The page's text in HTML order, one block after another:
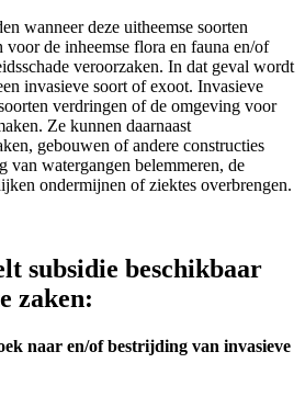
wanneer deze uitheemse soorten
voor de inheemse flora en fauna en/of
veroorzaken. In dat geval wordt
invasieve soort of exoot. Invasieve
verdringen of de omgeving voor
Ze kunnen daarnaast
gebouwen of andere constructies
van watergangen belemmeren, de
ondermijnen of ziektes overbrengen.
subsidie beschikbaar
zaken:
naar en/of bestrijding van invasieve